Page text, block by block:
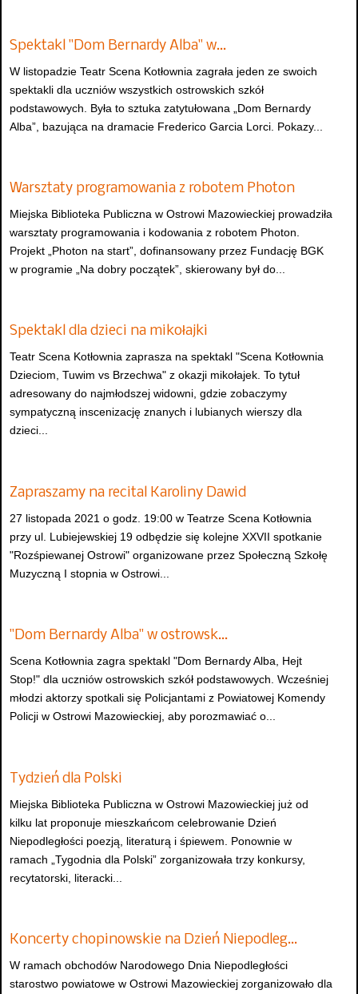
Spektakl "Dom Bernardy Alba" w…
W listopadzie Teatr Scena Kotłownia zagrała jeden ze swoich
spektakli dla uczniów wszystkich ostrowskich szkół
podstawowych. Była to sztuka zatytułowana „Dom Bernardy
Alba”, bazująca na dramacie Frederico Garcia Lorci. Pokazy...
Warsztaty programowania z robotem Photon
Miejska Biblioteka Publiczna w Ostrowi Mazowieckiej prowadziła
warsztaty programowania i kodowania z robotem Photon.
Projekt „Photon na start”, dofinansowany przez Fundację BGK
w programie „Na dobry początek”, skierowany był do...
Spektakl dla dzieci na mikołajki
Teatr Scena Kotłownia zaprasza na spektakl "Scena Kotłownia
Dzieciom, Tuwim vs Brzechwa" z okazji mikołajek. To tytuł
adresowany do najmłodszej widowni, gdzie zobaczymy
sympatyczną inscenizację znanych i lubianych wierszy dla
dzieci...
Zapraszamy na recital Karoliny Dawid
27 listopada 2021 o godz. 19:00 w Teatrze Scena Kotłownia
przy ul. Lubiejewskiej 19 odbędzie się kolejne XXVII spotkanie
"Rozśpiewanej Ostrowi" organizowane przez Społeczną Szkołę
Muzyczną I stopnia w Ostrowi...
"Dom Bernardy Alba" w ostrowsk…
Scena Kotłownia zagra spektakl "Dom Bernardy Alba, Hejt
Stop!" dla uczniów ostrowskich szkół podstawowych. Wcześniej
młodzi aktorzy spotkali się Policjantami z Powiatowej Komendy
Policji w Ostrowi Mazowieckiej, aby porozmawiać o...
Tydzień dla Polski
Miejska Biblioteka Publiczna w Ostrowi Mazowieckiej już od
kilku lat proponuje mieszkańcom celebrowanie Dzień
Niepodległości poezją, literaturą i śpiewem. Ponownie w
ramach „Tygodnia dla Polski” zorganizowała trzy konkursy,
recytatorski, literacki...
Koncerty chopinowskie na Dzień Niepodleg…
W ramach obchodów Narodowego Dnia Niepodległości
starostwo powiatowe w Ostrowi Mazowieckiej zorganizowało dla